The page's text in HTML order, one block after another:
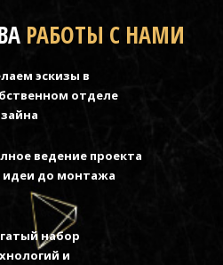
РАБОТЫ С НАМИ
эскизы в
отделе
ведение проекта
идеи до монтажа
набор
и